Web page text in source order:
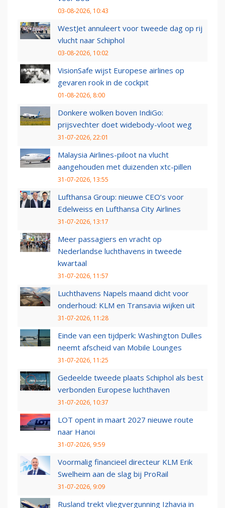
03-08-2026, 10:43
WestJet annuleert voor tweede dag op rij
vlucht naar Schiphol
03-08-2026, 10:02
VisionSafe wijst Europese airlines op
gevaren rook in de cockpit
01-08-2026, 8:00
Donkere wolken boven IndiGo:
prijsvechter doet widebody-vloot weg
31-07-2026, 22:01
Malaysia Airlines-piloot na vlucht
aangehouden met duizenden xtc-pillen
31-07-2026, 13:55
Lufthansa Group: nieuwe CEO’s voor
Edelweiss en Lufthansa City Airlines
31-07-2026, 13:17
Meer passagiers en vracht op
Nederlandse luchthavens in tweede
kwartaal
31-07-2026, 11:57
Luchthavens Napels maand dicht voor
onderhoud: KLM en Transavia wijken uit
31-07-2026, 11:28
Einde van een tijdperk: Washington Dulles
neemt afscheid van Mobile Lounges
31-07-2026, 11:25
Gedeelde tweede plaats Schiphol als best
verbonden Europese luchthaven
31-07-2026, 10:37
LOT opent in maart 2027 nieuwe route
naar Hanoi
31-07-2026, 9:59
Voormalig financieel directeur KLM Erik
Swelheim aan de slag bij ProRail
31-07-2026, 9:09
Rusland trekt vliegvergunning Izhavia in